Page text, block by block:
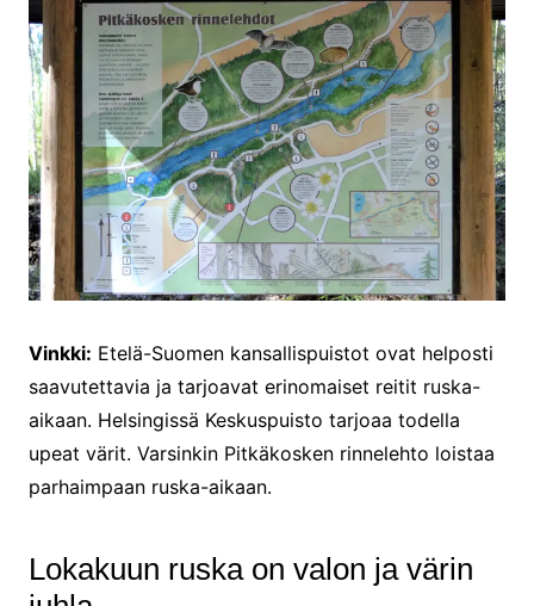
Vinkki: Etelä-Suomen kansallispuistot ovat helposti
saavutettavia ja tarjoavat erinomaiset reitit ruska-
aikaan. Helsingissä Keskuspuisto tarjoaa todella
upeat värit. Varsinkin Pitkäkosken rinnelehto loistaa
parhaimpaan ruska-aikaan.
Lokakuun ruska on valon ja värin